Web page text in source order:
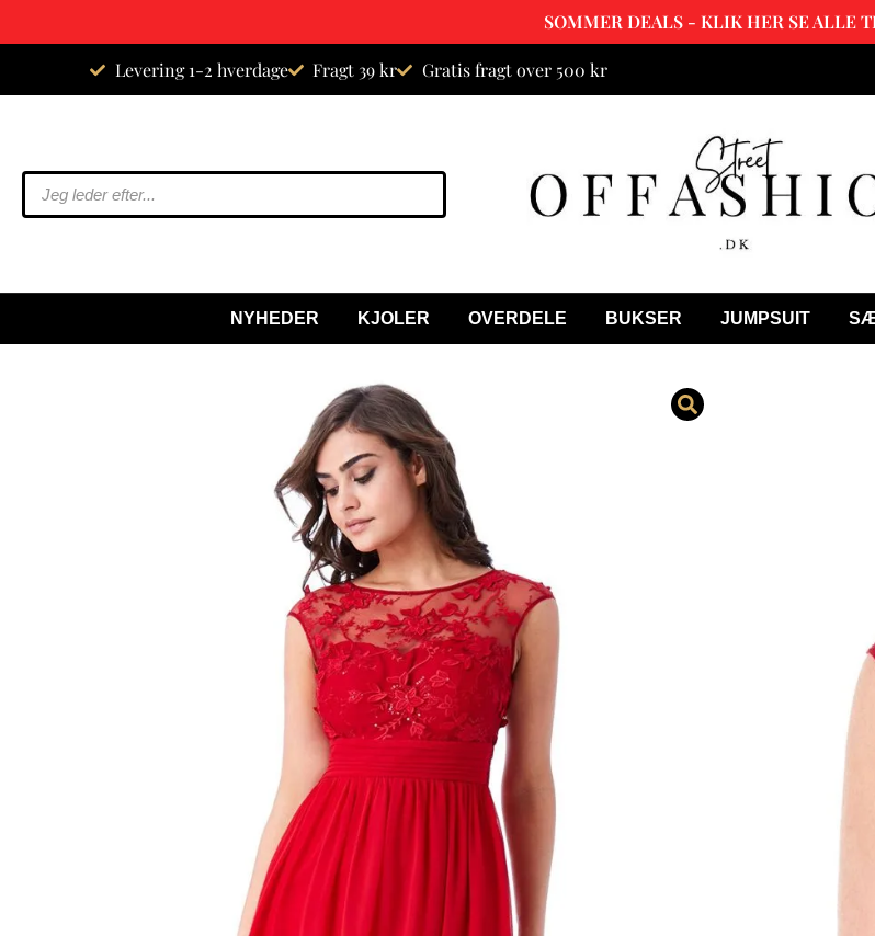
SOMMER DEALS - KLIK HER SE ALLE
Levering 1-2 hverdage Fragt 39 kr Gratis fragt over 500 kr
NYHEDER KJOLER OVERDELE BUKSER JUMPSUIT
–